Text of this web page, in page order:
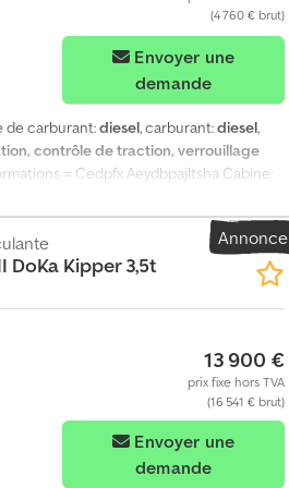
(4 760 € brut)
demande
de carburant:diesel, carburant:diesel,
contrôle de traction, verrouillage
= Cedpfx Aeydbpajltsha Cabine:
Annonce
DoKa Kipper 3,5t
13 900 €
prix fixe hors TVA
(16 541 € brut)
demande